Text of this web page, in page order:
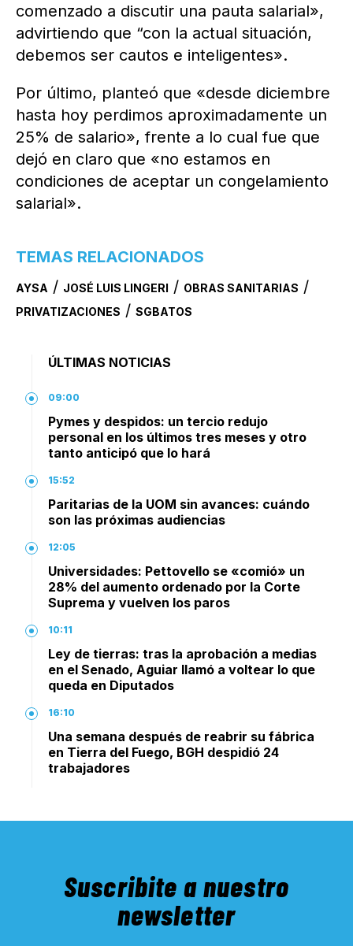
comenzado a discutir una pauta salarial»,
advirtiendo que “con la actual situación,
debemos ser cautos e inteligentes».
Por último, planteó que «desde diciembre
hasta hoy perdimos aproximadamente un
25% de salario», frente a lo cual fue que
dejó en claro que «no estamos en
condiciones de aceptar un congelamiento
salarial».
TEMAS RELACIONADOS
AYSA / JOSÉ LUIS LINGERI / OBRAS SANITARIAS /
PRIVATIZACIONES / SGBATOS
ÚLTIMAS NOTICIAS
09:00
Pymes y despidos: un tercio redujo
personal en los últimos tres meses y otro
tanto anticipó que lo hará
15:52
Paritarias de la UOM sin avances: cuándo
son las próximas audiencias
12:05
Universidades: Pettovello se «comió» un
28% del aumento ordenado por la Corte
Suprema y vuelven los paros
10:11
Ley de tierras: tras la aprobación a medias
en el Senado, Aguiar llamó a voltear lo que
queda en Diputados
16:10
Una semana después de reabrir su fábrica
en Tierra del Fuego, BGH despidió 24
trabajadores
Suscribite a nuestro
newsletter